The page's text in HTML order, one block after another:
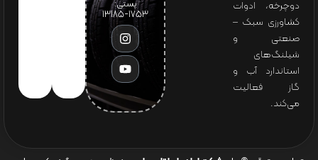
دوچرخه، ادوات
کشاورزی سبک –
صنعتی و
شیلنگ‌های
استاندارد آب و
گاز فعالیت
می‌کند.
پستی:
1753-13185